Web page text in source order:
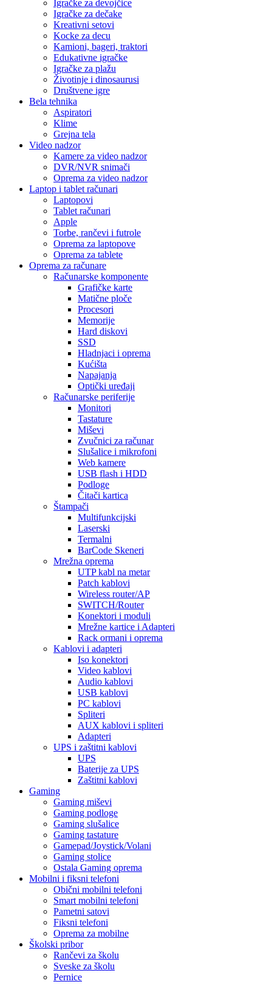
Igračke za devojčice
Igračke za dečake
Kreativni setovi
Kocke za decu
Kamioni, bageri, traktori
Edukativne igračke
Igračke za plažu
Životinje i dinosaurusi
Društvene igre
Bela tehnika
Aspiratori
Klime
Grejna tela
Video nadzor
Kamere za video nadzor
DVR/NVR snimači
Oprema za video nadzor
Laptop i tablet računari
Laptopovi
Tablet računari
Apple
Torbe, rančevi i futrole
Oprema za laptopove
Oprema za tablete
Oprema za računare
Računarske komponente
Grafičke karte
Matične ploče
Procesori
Memorije
Hard diskovi
SSD
Hladnjaci i oprema
Kućišta
Napajanja
Optički uređaji
Računarske periferije
Monitori
Tastature
Miševi
Zvučnici za računar
Slušalice i mikrofoni
Web kamere
USB flash i HDD
Podloge
Čitači kartica
Štampači
Multifunkcijski
Laserski
Termalni
BarCode Skeneri
Mrežna oprema
UTP kabl na metar
Patch kablovi
Wireless router/AP
SWITCH/Router
Konektori i moduli
Mrežne kartice i Adapteri
Rack ormani i oprema
Kablovi i adapteri
Iso konektori
Video kablovi
Audio kablovi
USB kablovi
PC kablovi
Spliteri
AUX kablovi i spliteri
Adapteri
UPS i zaštitni kablovi
UPS
Baterije za UPS
Zaštitni kablovi
Gaming
Gaming miševi
Gaming podloge
Gaming slušalice
Gaming tastature
Gamepad/Joystick/Volani
Gaming stolice
Ostala Gaming oprema
Mobilni i fiksni telefoni
Obični mobilni telefoni
Smart mobilni telefoni
Pametni satovi
Fiksni telefoni
Oprema za mobilne
Školski pribor
Rančevi za školu
Sveske za školu
Pernice